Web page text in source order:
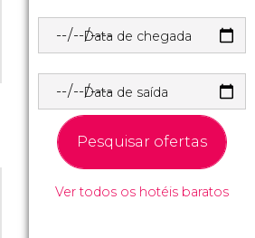
Data de chegada
Data de saída
Pesquisar ofertas
Ver todos os hotéis baratos